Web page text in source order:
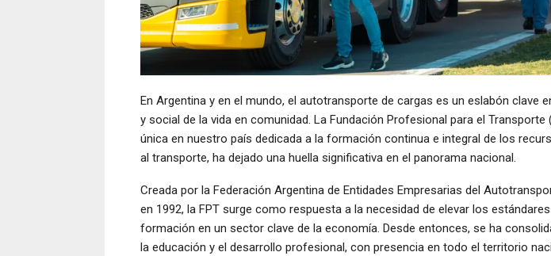
En Argentina y en el mundo, el autotransporte de cargas es un eslabón clave
y social de la vida en comunidad. La Fundación Profesional para el
única en nuestro país dedicada a la formación continua e integral de los
al transporte, ha dejado una huella significativa en el panorama nacional.
Creada por la Federación Argentina de Entidades Empresarias del
en 1992, la FPT surge como respuesta a la necesidad de elevar los
formación en un sector clave de la economía. Desde entonces, se ha
la educación y el desarrollo profesional, con presencia en todo el territorio